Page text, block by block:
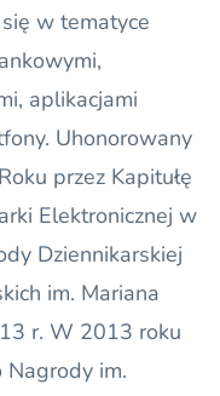
w tematyce
aplikacjami
Uhonorowany
przez Kapitułę
Elektronicznej w
Dziennikarskiej
im. Mariana
r. W 2013 roku
Nagrody im.